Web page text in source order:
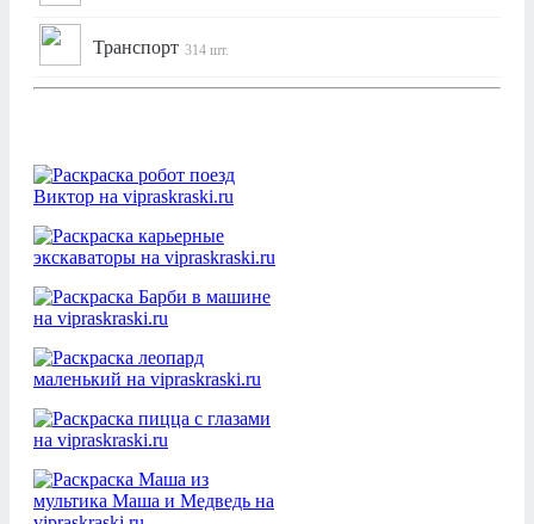
Транспорт 314 шт.